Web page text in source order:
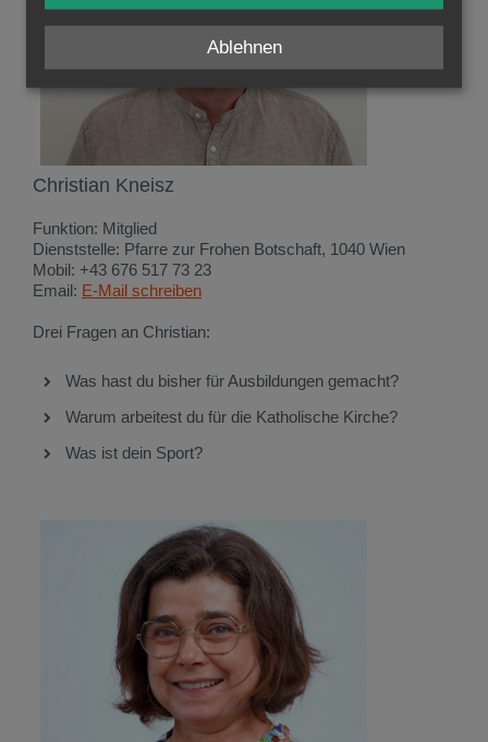
Christian Kneisz
Funktion: Mitglied
Dienststelle: Pfarre zur Frohen Botschaft, 1040 Wien
Mobil: +43 676 517 73 23
Email: E-Mail schreiben
Drei Fragen an Christian:
Was hast du bisher für Ausbildungen gemacht?
Warum arbeitest du für die Katholische Kirche?
Was ist dein Sport?
Ablehnen